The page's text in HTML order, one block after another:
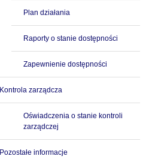
Plan działania
Raporty o stanie dostępności
Zapewnienie dostępności
Kontrola zarządcza
Oświadczenia o stanie kontroli
zarządczej
Pozostałe informacje